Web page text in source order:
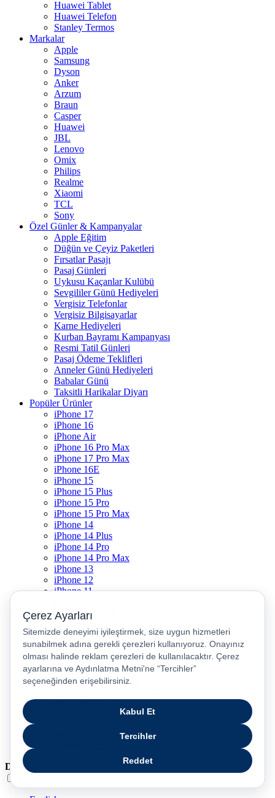
Huawei Tablet
Huawei Telefon
Stanley Termos
Markalar
Apple
Samsung
Dyson
Anker
Arzum
Braun
Casper
Huawei
JBL
Lenovo
Omix
Philips
Realme
Xiaomi
TCL
Sony
Özel Günler & Kampanyalar
Apple Eğitim
Düğün ve Çeyiz Paketleri
Fırsatlar Pasajı
Pasaj Günleri
Uykusu Kaçanlar Kulübü
Sevgililer Günü Hediyeleri
Vergisiz Telefonlar
Vergisiz Bilgisayarlar
Karne Hediyeleri
Kurban Bayramı Kampanyası
Resmi Tatil Günleri
Pasaj Ödeme Teklifleri
Anneler Günü Hediyeleri
Babalar Günü
Taksitli Harikalar Diyarı
Popüler Ürünler
iPhone 17
iPhone 16
iPhone Air
iPhone 16 Pro Max
iPhone 17 Pro Max
iPhone 16E
iPhone 15
iPhone 15 Plus
iPhone 15 Pro
iPhone 15 Pro Max
iPhone 14
iPhone 14 Plus
iPhone 14 Pro
iPhone 14 Pro Max
iPhone 13
iPhone 12
iPhone 11
Dyson Airwrap
Dyson V15
Dyson V15 Detect Submarine
Dyson Airstrait
Dyson V12
Dyson V8
Samsung Galaxy S25
PS5 / Playstation 5
PS4 / Playstation 4
Dil